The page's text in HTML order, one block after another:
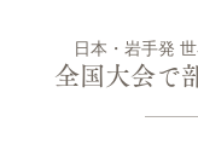
日本・岩手発
全国大会で